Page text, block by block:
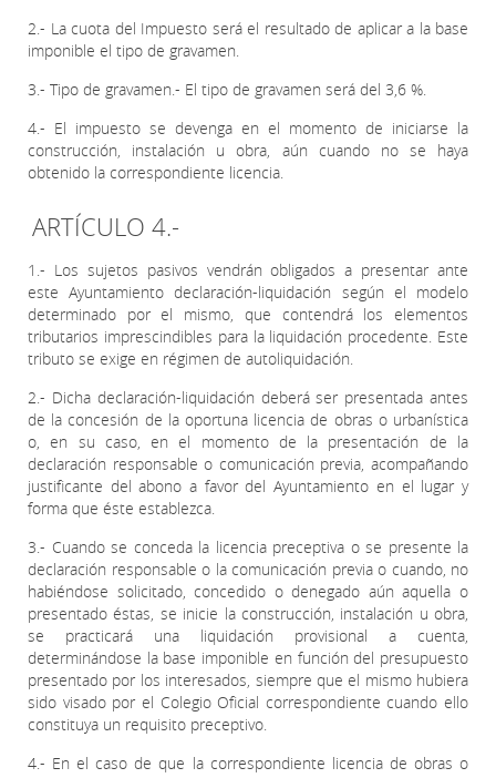
2.- La cuota del Impuesto será el resultado de aplicar a la base
imponible el tipo de gravamen.
3.- Tipo de gravamen.- El tipo de gravamen será del 3,6 %.
4.- El impuesto se devenga en el momento de iniciarse la
construcción, instalación u obra, aún cuando no se haya
obtenido la correspondiente licencia.
ARTÍCULO 4.-
1.- Los sujetos pasivos vendrán obligados a presentar ante
este Ayuntamiento declaración-liquidación según el modelo
determinado por el mismo, que contendrá los elementos
tributarios imprescindibles para la liquidación procedente. Este
tributo se exige en régimen de autoliquidación.
2.- Dicha declaración-liquidación deberá ser presentada antes
de la concesión de la oportuna licencia de obras o urbanística
o, en su caso, en el momento de la presentación de la
declaración responsable o comunicación previa, acompañando
justificante del abono a favor del Ayuntamiento en el lugar y
forma que éste establezca.
3.- Cuando se conceda la licencia preceptiva o se presente la
declaración responsable o la comunicación previa o cuando, no
habiéndose solicitado, concedido o denegado aún aquella o
presentado éstas, se inicie la construcción, instalación u obra,
se practicará una liquidación provisional a cuenta,
determinándose la base imponible en función del presupuesto
presentado por los interesados, siempre que el mismo hubiera
sido visado por el Colegio Oficial correspondiente cuando ello
constituya un requisito preceptivo.
4.- En el caso de que la correspondiente licencia de obras o